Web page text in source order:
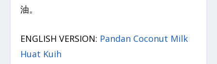
油。
ENGLISH VERSION: Pandan Coconut Milk
Huat Kuih